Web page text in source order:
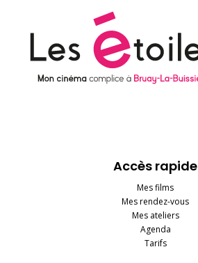
Accès rapide
Mes films
Mes rendez-vous
Mes ateliers
Agenda
Tarifs